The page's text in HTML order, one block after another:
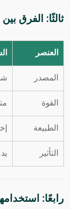
ثالثًا: الفرق
العنصر
المصدر
القوة
الطبيعة
التأثير
رابعًا: